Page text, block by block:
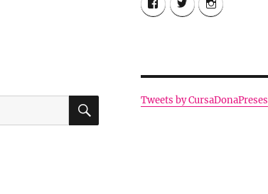
CERCATweets by CursaDonaPreses